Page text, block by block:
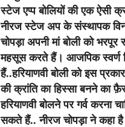
स्टेज एप्प बोलियों की एक ऐसी
नीरज स्टेज अप के संस्थापक
चोपड़ा अपनी मां बोली को
महसूस करते हैं। आजपिक स्वर्ण
हैं..हरियाणवी बोली को इस
की क्रांति का हिस्सा बनने का
हरियाणवी बोलने पर गर्व करना
सकते हैं.. नीरज चोपड़ा ने कहा है